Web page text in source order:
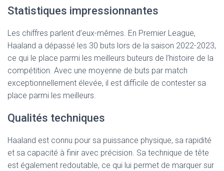
Statistiques impressionnantes
Les chiffres parlent d’eux-mêmes. En Premier League,
Haaland a dépassé les 30 buts lors de la saison 2022-2023,
ce qui le place parmi les meilleurs buteurs de l’histoire de la
compétition. Avec une moyenne de buts par match
exceptionnellement élevée, il est difficile de contester sa
place parmi les meilleurs.
Qualités techniques
Haaland est connu pour sa puissance physique, sa rapidité
et sa capacité à finir avec précision. Sa technique de tête
est également redoutable, ce qui lui permet de marquer sur